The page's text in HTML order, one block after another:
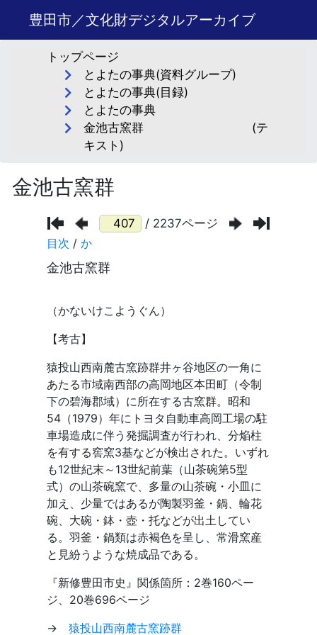
豊田市／文化財デジタルアーカイブ
トップページ
とよたの事典(資料グループ)
とよたの事典(目録)
とよたの事典
金池古窯群 (テ
キスト)
金池古窯群
/ 2237ページ